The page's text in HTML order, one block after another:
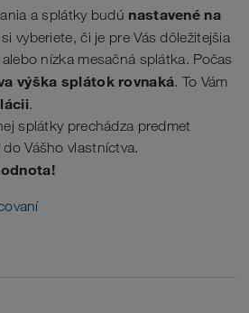
a splátky budú nastavené na
si vyberiete, či je pre Vás dôležitejšia
nízka mesačná splátka. Počas
výška splátok rovnaká. To Vám
.
splátky prechádza predmet
Vášho vlastníctva.